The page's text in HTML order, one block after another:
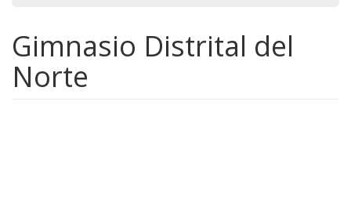
Gimnasio Distrital del
Norte